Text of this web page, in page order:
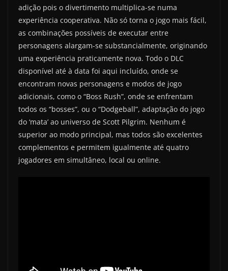
adição pois o divertimento multiplica-se numa
experiência cooperativa. Não só torna o jogo mais fácil,
as combinações possíveis de executar entre
personagens alargam-se substancialmente, originando
uma experiência praticamente nova. Todo o DLC
disponível até à data foi aqui incluído, onde se
encontram novas personagens e modos de jogo
adicionais, como o “Boss Rush”, onde se enfrentam
todos os “bosses”, ou o “Dodgeball”, adaptação do jogo
do ‘mata’ ao universo de Scott Pilgrim. Nenhum é
superior ao modo principal, mas todos são excelentes
complementos e permitem igualmente até quatro
jogadores em simultâneo, local ou online.